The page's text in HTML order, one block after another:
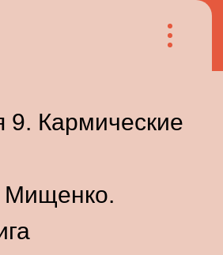
9. Кармические
Мищенко.